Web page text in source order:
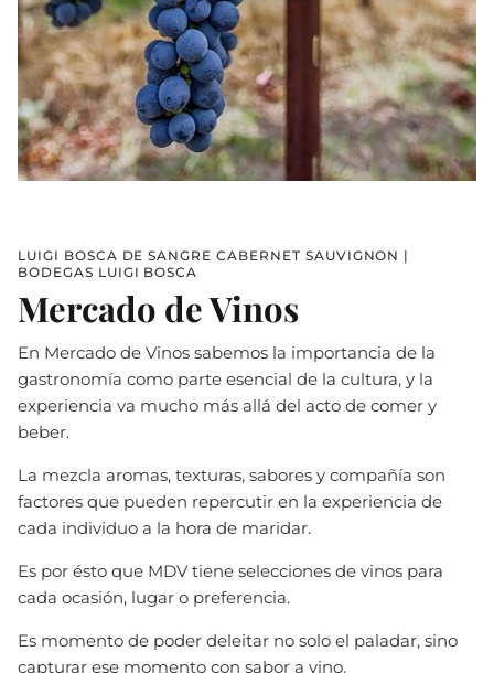
LUIGI BOSCA DE SANGRE CABERNET SAUVIGNON |
BODEGAS LUIGI BOSCA
Mercado de Vinos
En Mercado de Vinos sabemos la importancia de la
gastronomía como parte esencial de la cultura, y la
experiencia va mucho más allá del acto de comer y
beber.
La mezcla aromas, texturas, sabores y compañía son
factores que pueden repercutir en la experiencia de
cada individuo a la hora de maridar.
Es por ésto que MDV tiene selecciones de vinos para
cada ocasión, lugar o preferencia.
Es momento de poder deleitar no solo el paladar, sino
capturar ese momento con sabor a vino.